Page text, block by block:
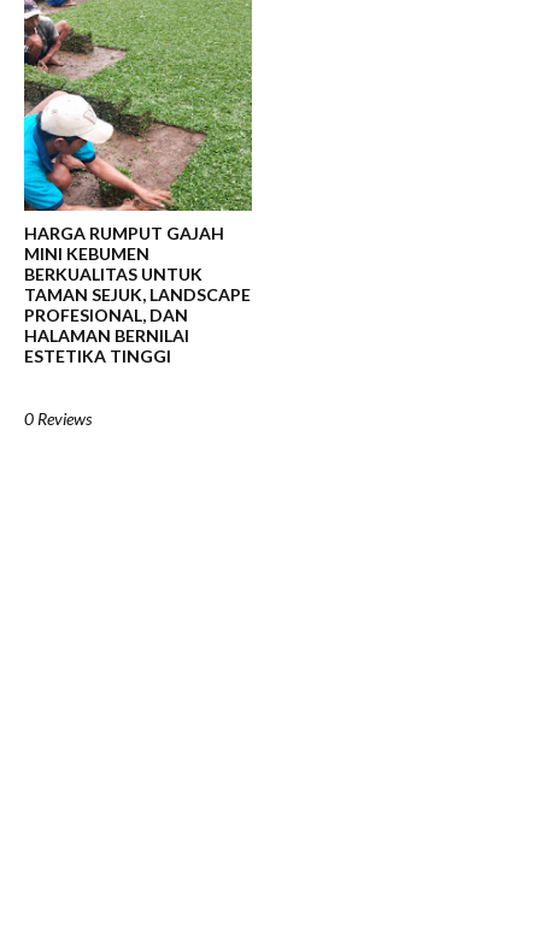
HARGA RUMPUT GAJAH
MINI KEBUMEN
BERKUALITAS UNTUK
TAMAN SEJUK, LANDSCAPE
PROFESIONAL, DAN
HALAMAN BERNILAI
ESTETIKA TINGGI
0 Reviews